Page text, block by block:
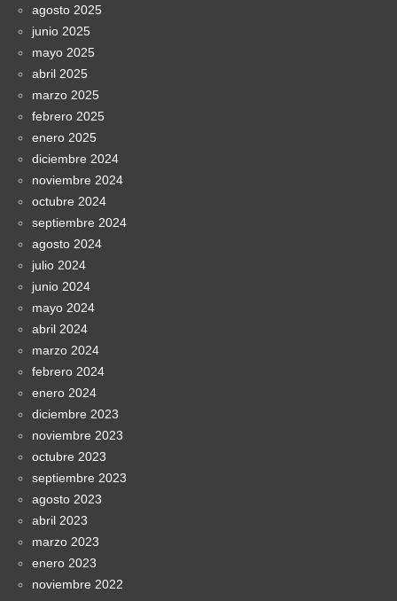
agosto 2025
junio 2025
mayo 2025
abril 2025
marzo 2025
febrero 2025
enero 2025
diciembre 2024
noviembre 2024
octubre 2024
septiembre 2024
agosto 2024
julio 2024
junio 2024
mayo 2024
abril 2024
marzo 2024
febrero 2024
enero 2024
diciembre 2023
noviembre 2023
octubre 2023
septiembre 2023
agosto 2023
abril 2023
marzo 2023
enero 2023
noviembre 2022